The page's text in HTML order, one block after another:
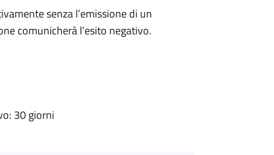
senza l’emissione di un
comunicherà l’esito negativo.
30 giorni